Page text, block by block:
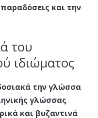
και την
του
ιδιώματος
την γλώσσα
γλώσσας
και βυζαντινά